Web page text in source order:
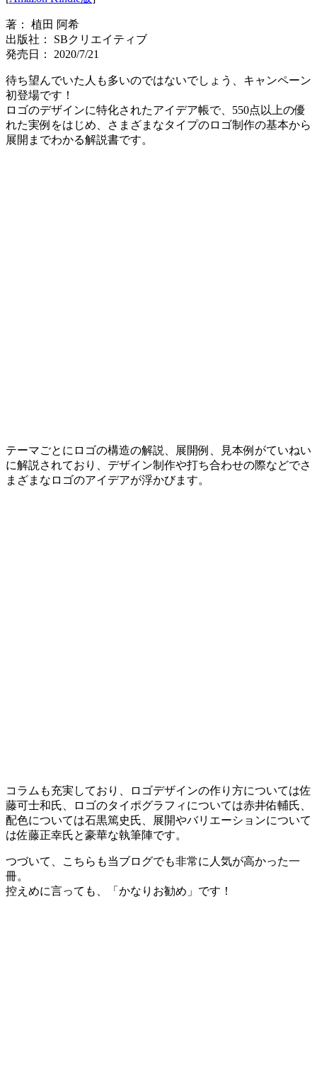
著： 植田 阿希
出版社： SBクリエイティブ
発売日： 2020/7/21
待ち望んでいた人も多いのではないでしょう、キャンペーン
初登場です！
ロゴのデザインに特化されたアイデア帳で、550点以上の優
れた実例をはじめ、さまざまなタイプのロゴ制作の基本から
展開までわかる解説書です。
テーマごとにロゴの構造の解説、展開例、見本例がていねい
に解説されており、デザイン制作や打ち合わせの際などでさ
まざまなロゴのアイデアが浮かびます。
コラムも充実しており、ロゴデザインの作り方については佐
藤可士和氏、ロゴのタイポグラフィについては赤井佑輔氏、
配色については石黒篤史氏、展開やバリエーションについて
は佐藤正幸氏と豪華な執筆陣です。
つづいて、こちらも当ブログでも非常に人気が高かった一
冊。
控えめに言っても、「かなりお勧め」です！